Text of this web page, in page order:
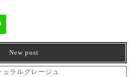
New post
ュラルグレージュ